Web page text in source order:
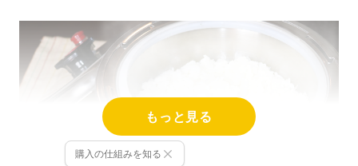
もっと見る
購入の仕組みを知る